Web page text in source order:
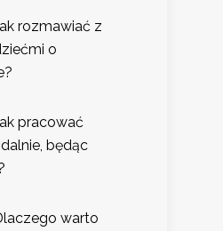
rozmawiać z
o
pracować
będąc
warto